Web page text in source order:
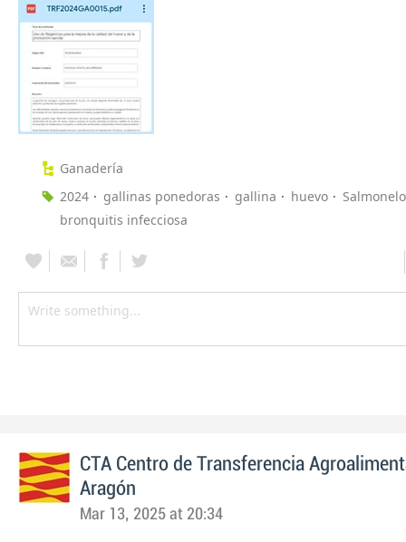
Ganadería
2024
gallinas ponedoras gallina huevo
bronquitis infecciosa
CTA Centro de Transferencia
Aragón
Mar 13, 2025 at 20:34